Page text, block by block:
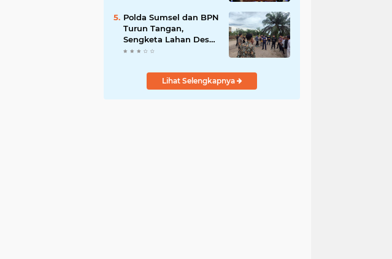
Polda Sumsel dan BPN
Turun Tangan,
Sengketa Lahan Desa
Daya Kesuma
Kepastian Hukum
Lihat Selengkapnya